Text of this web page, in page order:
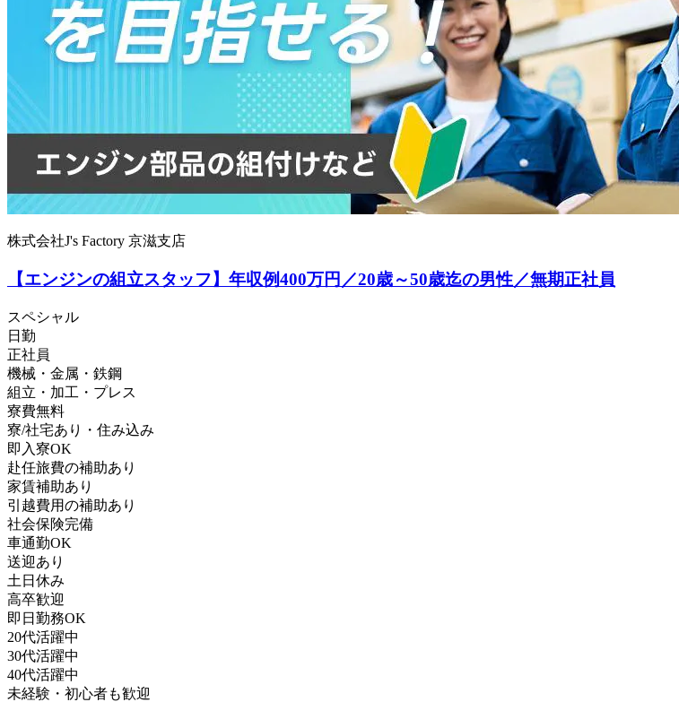
株式会社J's Factory 京滋支店
【エンジンの組立スタッフ】年収例400万円／20歳～50歳迄の男性／無期正社員
スペシャル
日勤
正社員
機械・金属・鉄鋼
組立・加工・プレス
寮費無料
寮/社宅あり・住み込み
即入寮OK
赴任旅費の補助あり
家賃補助あり
引越費用の補助あり
社会保険完備
車通勤OK
送迎あり
土日休み
高卒歓迎
即日勤務OK
20代活躍中
30代活躍中
40代活躍中
未経験・初心者も歓迎